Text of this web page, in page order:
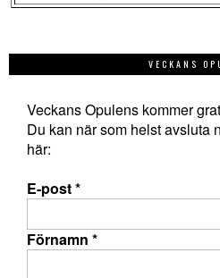
VECKANS
Veckans Opulens kommer
Du kan när som helst avsluta
här:
E-post*
Förnamn *